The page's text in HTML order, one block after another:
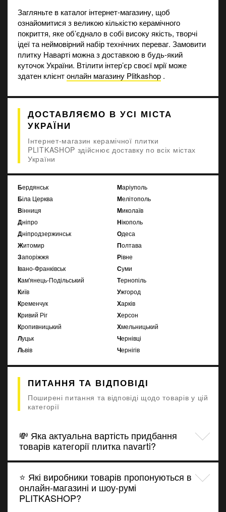
Загляньте в каталог інтернет-магазину, щоб
ознайомитися з великою кількістю керамічного
покриття, яке об’єднало в собі високу якість, творчі
ідеї та неймовірний набір технічних переваг. Замовити
плитку Наварті можна з доставкою в будь-який
куточок України. Втілити інтер’єр своєї мрії може
здатен клієнтонлайн магазину Plitkashop .
ДОСТАВЛЯЄМО В УСІ МІСТА
УКРАЇНИ
Інтернет-магазин керамічної плитки
PLITKASHOP здійснює доставку по всіх містах
України
Бердянськ
Біла Церква
Вінниця
Дніпро
Дніпродзержинськ
Житомир
Запоріжжя
Івано-Франківськ
Кам'янець-Подільський
Київ
Кременчук
Кривий Ріг
Кропивницький
Луцьк
Львів
Маріуполь
Мелітополь
Миколаїв
Нікополь
Одеса
Полтава
Рівне
Суми
Тернопіль
Ужгород
Харків
Херсон
Хмельницький
Чернівці
Чернігів
ПИТАННЯ ТА ВІДПОВІДІ
Поширені питання та відповіді щодо товарів у цій
категорії
💸 Яка актуальна вартість придбання
товарів категорії плитка navarti?
⭐ Які виробники товарів пропонуються в
онлайн-магазині и шоу-румі
PLITKASHOP?